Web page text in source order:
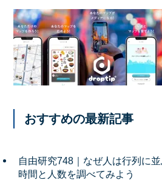
おすすめの最新記事
自由研究748｜なぜ人は行列に
時間と人数を調べてみよう